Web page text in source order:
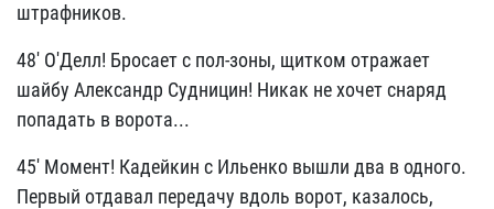
штрафников.
48' О'Делл! Бросает с пол-зоны, щитком отражает
шайбу Александр Судницин! Никак не хочет снаряд
попадать в ворота...
45' Момент! Кадейкин с Ильенко вышли два в одного.
Первый отдавал передачу вдоль ворот, казалось,